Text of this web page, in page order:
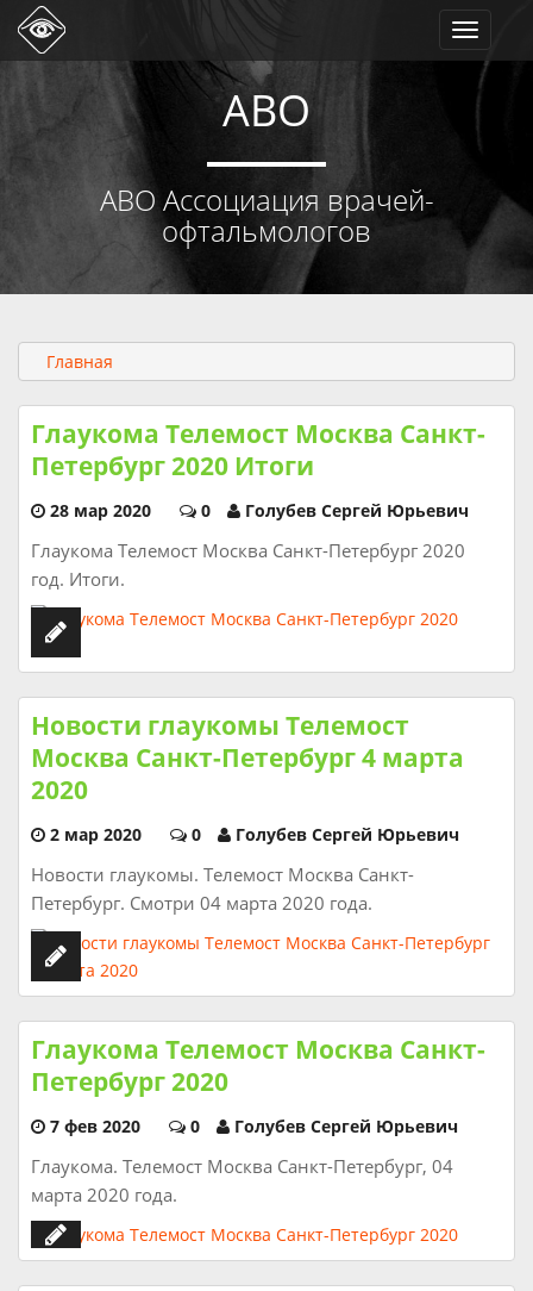
АВО
АВО Ассоциация врачей-
офтальмологов
Toggle
Главная
Глаукома Телемост Москва Санкт-
Петербург 2020 Итоги
28 мар 2020 0 Голубев Сергей Юрьевич
Глаукома Телемост Москва Санкт-Петербург 2020
год. Итоги.
Новости глаукомы Телемост
Москва Санкт-Петербург 4 марта
2020
2 мар 2020 0 Голубев Сергей Юрьевич
Новости глаукомы. Телемост Москва Санкт-
Петербург. Смотри 04 марта 2020 года.
Глаукома Телемост Москва Санкт-
Петербург 2020
7 фев 2020 0 Голубев Сергей Юрьевич
Глаукома. Телемост Москва Санкт-Петербург, 04
марта 2020 года.